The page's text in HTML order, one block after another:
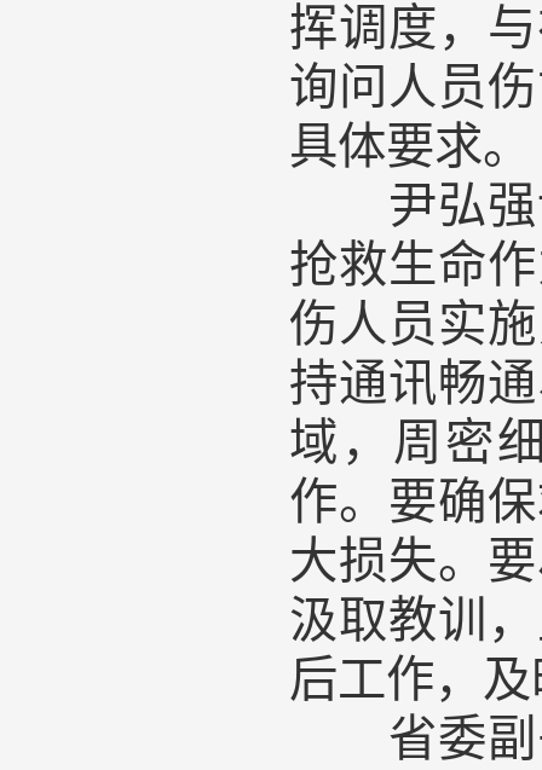
挥调度，
询问人员
具体要求。
尹弘强
抢救生命
伤人员实
持通讯畅
域，周密
作。要确
大损失。
汲取教训
后工作，
省委副